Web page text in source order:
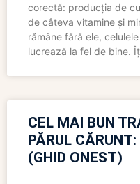
corectă: producția de
de câteva vitamine și
rămâne fără ele,
lucrează la fel de bine.
CEL MAI BUN
PĂRUL
(GHID ONEST)